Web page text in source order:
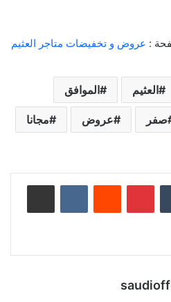
: عروض و تخفيضات متاجر العثيم
العثيم الموافق
صفر عروض مجانا
بينتيريست